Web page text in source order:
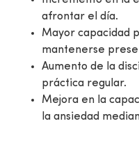
afrontar el día.
Mayor capacidad
mantenerse
Aumento de la
práctica regular.
Mejora en la
la ansiedad